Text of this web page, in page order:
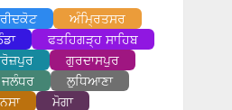
ਅੰਮ੍ਰਿਤਸਰ
ਫਤਹਿਗੜ੍ਹ ਸਾਹਿਬ
ਗੁਰਦਾਸਪੁਰ
ਜਲੰਧਰ
ਲੁਧਿਆਣਾ
ਮੋਗਾ